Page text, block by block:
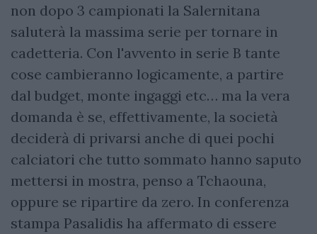
non dopo 3 campionati la Salernitana
saluterà la massima serie per tornare in
cadetteria. Con l'avvento in serie B tante
cose cambieranno logicamente, a partire
dal budget, monte ingaggi etc… ma la vera
domanda è se, effettivamente, la società
deciderà di privarsi anche di quei pochi
calciatori che tutto sommato hanno saputo
mettersi in mostra, penso a Tchaouna,
oppure se ripartire da zero. In conferenza
stampa Pasalidis ha affermato di essere